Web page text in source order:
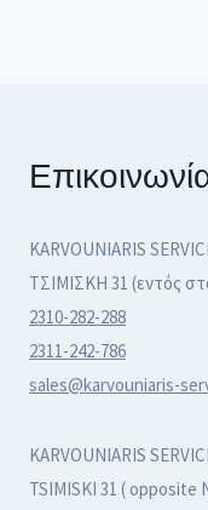
KARVOUNIARIS
ΤΣΙΜΙΣΚΗ 31 (εντός
2310-282-288
2311-242-786
sales@karvouniaris-
KARVOUNIARIS
TSIMISKI 31 ( opposite